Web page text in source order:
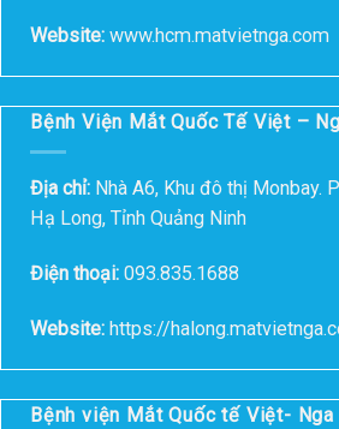
Website: www.hcm.matvietnga.com
Bệnh Viện Mắt Quốc Tế Việt –
Địa chỉ: Nhà A6, Khu đô thị Monbay.
Hạ Long, Tỉnh Quảng Ninh
Điện thoại: 093.835.1688
Website: https://
Bệnh viện Mắt Quốc tế Việt-